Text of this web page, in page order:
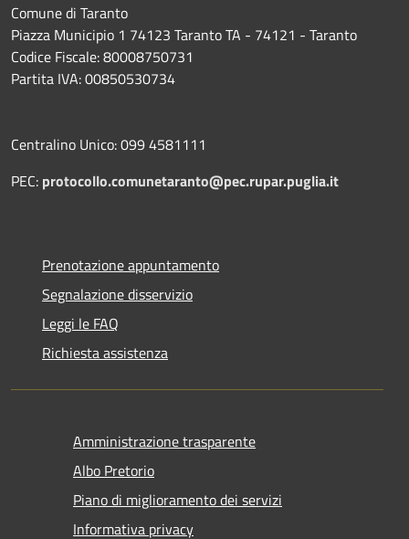
Comune di Taranto
Piazza Municipio 1 74123 Taranto TA - 74121 - Taranto
Codice Fiscale: 80008750731
Partita IVA: 00850530734
Centralino Unico: 099 4581111
PEC: protocollo.comunetaranto@pec.rupar.puglia.it
Prenotazione appuntamento
Segnalazione disservizio
Leggi le FAQ
Richiesta assistenza
Amministrazione trasparente
Albo Pretorio
Piano di miglioramento dei servizi
Informativa privacy